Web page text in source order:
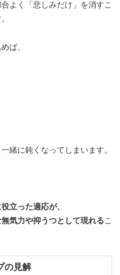
よく「悲しみだけ」を消すこ
ば、
緒に鈍くなってしまいます。
立った適応が、
気力や抑うつとして現れるこ
の見解